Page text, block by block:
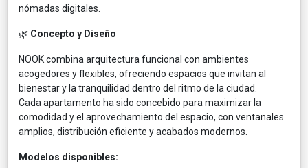
nómadas digitales.
🌿 Concepto y Diseño
NOOK combina arquitectura funcional con ambientes
acogedores y flexibles, ofreciendo espacios que invitan al
bienestar y la tranquilidad dentro del ritmo de la ciudad.
Cada apartamento ha sido concebido para maximizar la
comodidad y el aprovechamiento del espacio, con ventanales
amplios, distribución eficiente y acabados modernos.
Modelos disponibles: